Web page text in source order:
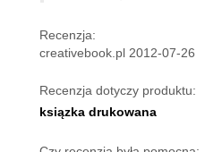
Recenzja:
creativebook.pl 2012-07-26
Recenzja dotyczy produktu:
ksiązka drukowana